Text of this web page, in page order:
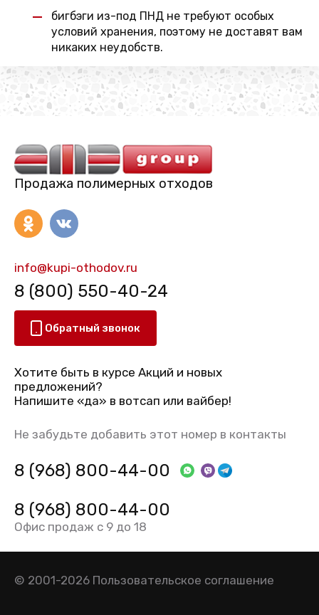
бигбэги из-под ПНД не требуют особых
условий хранения, поэтому не доставят вам
никаких неудобств.
Продажа полимерных отходов
info@kupi-othodov.ru
8 (800) 550-40-24
Обратный звонок
Хотите быть в курсе Акций и новых
предложений?
Напишите «да» в вотсап или вайбер!
Не забудьте добавить этот номер в контакты
8 (968) 800-44-00
8 (968) 800-44-00
Офис продаж с 9 до 18
© 2001-2026 Пользовательское соглашение